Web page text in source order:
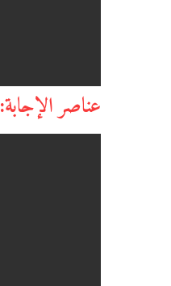
عناصر الإجابة: